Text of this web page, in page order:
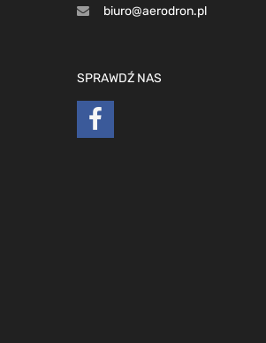
biuro@aerodron.pl
SPRAWDŹ NAS